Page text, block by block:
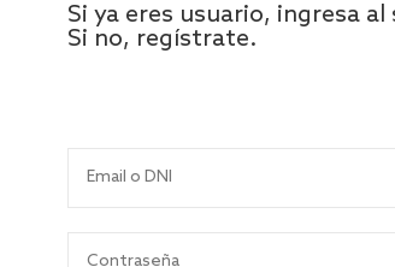
Si ya eres usuario, ingresa
Si no, regístrate.